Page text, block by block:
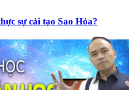
sự cải tạo Sao Hỏa?